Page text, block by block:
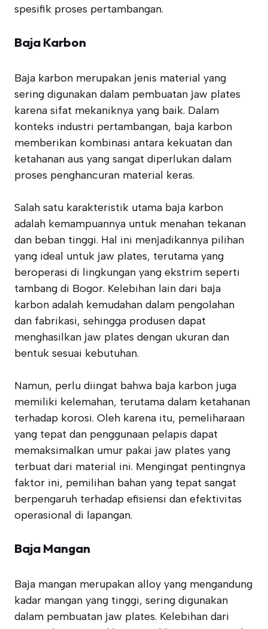
spesifik proses pertambangan.
Baja Karbon
Baja karbon merupakan jenis material yang
sering digunakan dalam pembuatan jaw plates
karena sifat mekaniknya yang baik. Dalam
konteks industri pertambangan, baja karbon
memberikan kombinasi antara kekuatan dan
ketahanan aus yang sangat diperlukan dalam
proses penghancuran material keras.
Salah satu karakteristik utama baja karbon
adalah kemampuannya untuk menahan tekanan
dan beban tinggi. Hal ini menjadikannya pilihan
yang ideal untuk jaw plates, terutama yang
beroperasi di lingkungan yang ekstrim seperti
tambang di Bogor. Kelebihan lain dari baja
karbon adalah kemudahan dalam pengolahan
dan fabrikasi, sehingga produsen dapat
menghasilkan jaw plates dengan ukuran dan
bentuk sesuai kebutuhan.
Namun, perlu diingat bahwa baja karbon juga
memiliki kelemahan, terutama dalam ketahanan
terhadap korosi. Oleh karena itu, pemeliharaan
yang tepat dan penggunaan pelapis dapat
memaksimalkan umur pakai jaw plates yang
terbuat dari material ini. Mengingat pentingnya
faktor ini, pemilihan bahan yang tepat sangat
berpengaruh terhadap efisiensi dan efektivitas
operasional di lapangan.
Baja Mangan
Baja mangan merupakan alloy yang mengandung
kadar mangan yang tinggi, sering digunakan
dalam pembuatan jaw plates. Kelebihan dari